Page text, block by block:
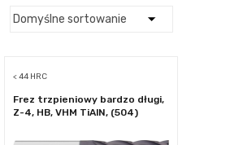
< 44 HRC
Frez trzpieniowy bardzo długi,
Z-4, HB, VHM TiAlN, (504)